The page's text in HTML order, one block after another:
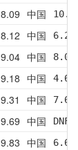
8.09 中国
8.12 中国
9.04 中国
9.18 中国
9.31 中国
9.69 中国
9.83 中国